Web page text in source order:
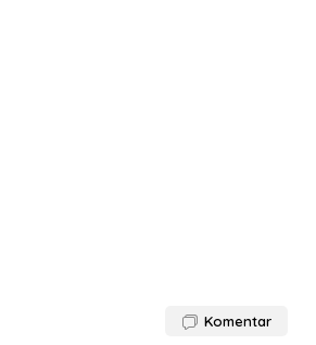
Komentar